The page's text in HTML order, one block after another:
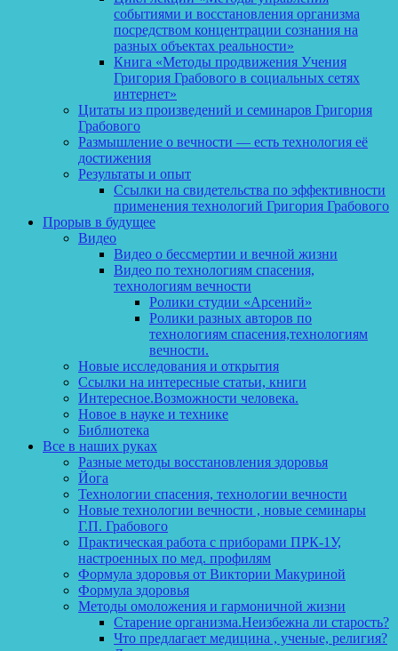
событиями и восстановления организма
посредством концентрации сознания на
разных объектах реальности»
Книга «Методы продвижения Учения
Григория Грабового в социальных сетях
интернет»
Цитаты из произведений и семинаров Григория
Грабового
Размышление о вечности — есть технология её
достижения
Результаты и опыт
Ссылки на свидетельства по эффективности
применения технологий Григория Грабового
Прорыв в будущее
Видео
Видео о бессмертии и вечной жизни
Видео по технологиям спасения,
технологиям вечности
Ролики студии «Арсений»
Ролики разных авторов по
технологиям спасения,технологиям
вечности.
Новые исследования и открытия
Ссылки на интересные статьи, книги
Интересное.Возможности человека.
Новое в науке и технике
Библиотека
Все в наших руках
Разные методы восстановления здоровья
Йога
Технологии спасения, технологии вечности
Новые технологии вечности , новые семинары
Г.П. Грабового
Практическая работа с приборами ПРК-1У,
настроенных по мед. профилям
Формула здоровья от Виктории Макуриной
Формула здоровья
Методы омоложения и гармоничной жизни
Старение организма.Неизбежна ли старость?
Что предлагает медицина , ученые, религия?